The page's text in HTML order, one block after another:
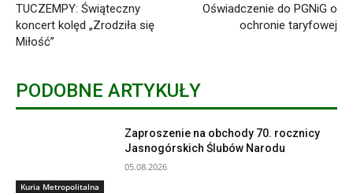
TUCZEMPY: Świąteczny
koncert kolęd „Zrodziła się
Miłość”
Oświadczenie do PGNiG o
ochronie taryfowej
PODOBNE ARTYKUŁY
Kuria Metropolitalna
Zaproszenie na obchody 70. rocznicy
Jasnogórskich Ślubów Narodu
05.08.2026